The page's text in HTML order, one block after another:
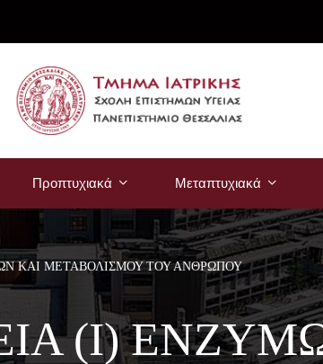
Προπτυχιακά Μεταπτυχιακά
ΚΑΙ ΜΕΤΑΒΟΛΙΣΜΟΥ ΤΟΥ ΑΝΘΡΩΠΟΥ
(Ι)